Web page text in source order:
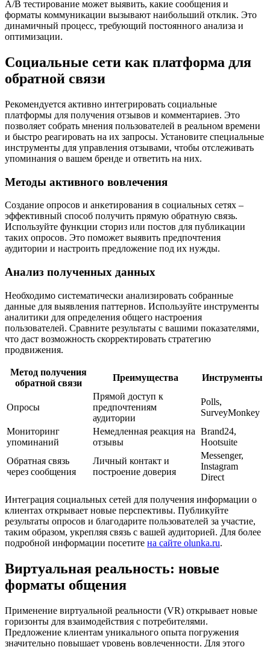
A/B тестирование может выявить, какие сообщения и
форматы коммуникации вызывают наибольший отклик. Это
динамичный процесс, требующий постоянного анализа и
оптимизации.
Социальные сети как платформа для
обратной связи
Рекомендуется активно интегрировать социальные
платформы для получения отзывов и комментариев. Это
позволяет собрать мнения пользователей в реальном времени
и быстро реагировать на их запросы. Установите специальные
инструменты для управления отзывами, чтобы отслеживать
упоминания о вашем бренде и ответить на них.
Методы активного вовлечения
Создание опросов и анкетирования в социальных сетях –
эффективный способ получить прямую обратную связь.
Используйте функции сториз или постов для публикации
таких опросов. Это поможет выявить предпочтения
аудитории и настроить предложение под их нужды.
Анализ полученных данных
Необходимо систематически анализировать собранные
данные для выявления паттернов. Используйте инструменты
аналитики для определения общего настроения
пользователей. Сравните результаты с вашими показателями,
что даст возможность скорректировать стратегию
продвижения.
Метод получения
обратной связи
Преимущества Инструменты
Опросы
Прямой доступ к
предпочтениям
аудитории
Polls,
SurveyMonkey
Мониторинг
упоминаний
Немедленная реакция на
отзывы
Brand24,
Hootsuite
Обратная связь
через сообщения
Личный контакт и
построение доверия
Messenger,
Instagram
Direct
Интеграция социальных сетей для получения информации о
клиентах открывает новые перспективы. Публикуйте
результаты опросов и благодарите пользователей за участие,
таким образом, укрепляя связь с вашей аудиторией. Для более
подробной информации посетите на сайте olunka.ru.
Виртуальная реальность: новые
форматы общения
Применение виртуальной реальности (VR) открывает новые
горизонты для взаимодействия с потребителями.
Предложение клиентам уникального опыта погружения
значительно повышает уровень вовлеченности. Для этого